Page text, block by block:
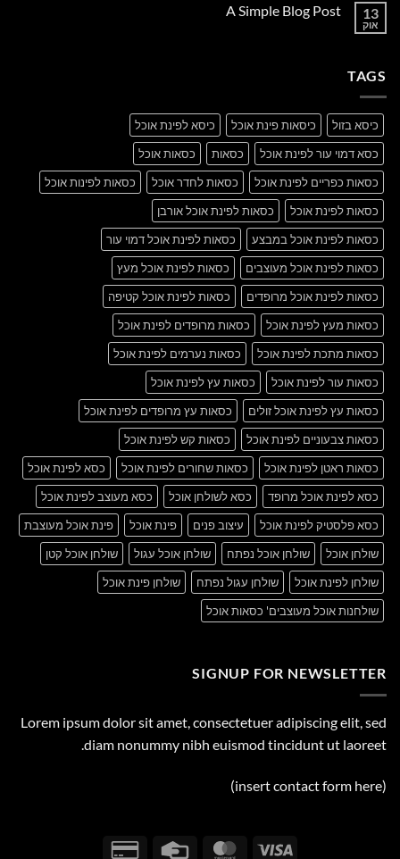
Just
13
אוק
A Simple Blog Post
TAGS
כיסא בזול כיסאות פינת אוכל
כיסא לפינת אוכל
כסא דמוי עור לפינת אוכל
כסאות
כסאות אוכל
כסאות כפריים לפינת אוכל
כסאות לחדר אוכל
כסאות לפינות אוכל
כסאות לפינת אוכל
כסאות לפינת אוכל אורבן
כסאות לפינת אוכל במבצע
כסאות לפינת אוכל דמוי עור
כסאות לפינת אוכל מעוצבים
כסאות לפינת אוכל מעץ
כסאות לפינת אוכל מרופדים
כסאות לפינת אוכל קטיפה
כסאות מעץ לפינת אוכל
כסאות מרופדים לפינת אוכל
כסאות מתכת לפינת אוכל
כסאות נערמים לפינת אוכל
כסאות עור לפינת אוכל
כסאות עץ לפינת אוכל
כסאות עץ לפינת אוכל זולים
כסאות עץ מרופדים לפינת אוכל
כסאות צבעוניים לפינת אוכל
כסאות קש לפינת אוכל
כסאות ראטן לפינת אוכל
כסאות שחורים לפינת אוכל
כסא לפינת אוכל
כסא לפינת אוכל מרופד
כסא לשולחן אוכל
כסא מעוצב לפינת אוכל
כסא פלסטיק לפינת אוכל
עיצוב פנים פינת אוכל
פינת אוכל מעוצבת
שולחן אוכל
שולחן אוכל נפתח שולחן אוכל עגול
שולחן אוכל קטן
שולחן לפינת אוכל
שולחן עגול נפתח
שולחן פינת אוכל
שולחנות אוכל מעוצבים' כסאות אוכל
SIGNUP FOR NEWSLETTER
Lorem ipsum dolor sit amet, consectetuer adipiscing elit, sed
diam nonummy nibh euismod tincidunt ut laoreet.
(insert contact form here)
Visa
MasterCard
Credit